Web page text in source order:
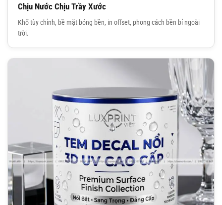
Chịu Nước Chịu Trầy Xước
Khổ tùy chỉnh, bề mặt bóng bền, in offset, phong cách bền bỉ ngoài
trời.